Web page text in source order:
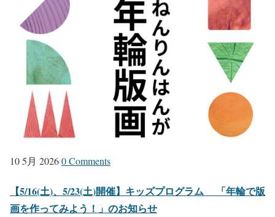
10 5月 20260 Comments
【5/16(土)、5/23(土)開催】キッズプログラム 「年輪で版
画を作ってみよう！」のお知らせ